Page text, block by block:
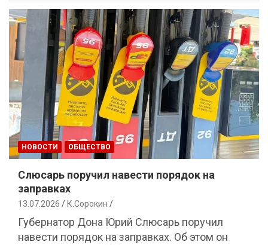
НОВОСТИ ОБЩЕСТВО
Слюсарь поручил навести порядок на
заправках
13.07.2026 К.Сорокин
Губернатор Дона Юрий Слюсарь поручил
навести порядок на заправках. Об этом он